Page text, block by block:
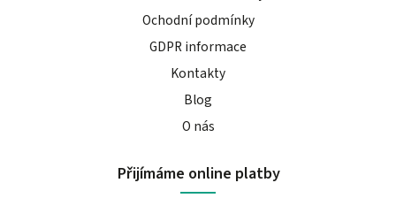
Ochodní podmínky
GDPR informace
Kontakty
Blog
O nás
Přijímáme online platby